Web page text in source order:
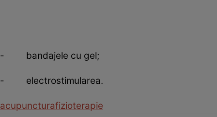
- bandajele cu gel;
- electrostimularea.
acupuncturafizioterapie